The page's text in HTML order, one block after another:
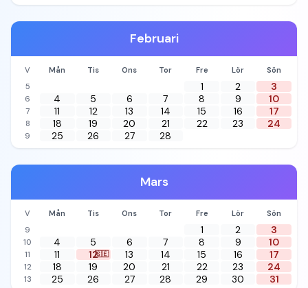
Februari
V Mån Tis Ons Tor Fre Lör
Sön
5
1 2 3
6 4 5 6 7 8 9 10
7 11 12 13 14 15 16 17
8 18 19 20 21 22 23 24
9 25 26 27 28
Mars
V Mån Tis Ons Tor Fre Lör
Sön
9
1 2 3
10 4 5 6 7 8 9 10
11 11 12🇸🇪 13 14 15 16 17
12 18 19 20 21 22 23 24
13 25 26 27 28 29 30 31